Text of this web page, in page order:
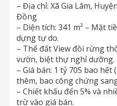
– Địa chỉ: Xã Gia Lâm,
Đồng
– Diện tích: 341 m² – Mặt
dựng tự do.
– Thế đất View đồi rừng
vườn, biệt thự nghỉ dưỡng.
– Giá bán: 1 tỷ 705 bao
thêm, bao công chứng
– Chiết khấu đến 5% và
trừ vào giá bán.